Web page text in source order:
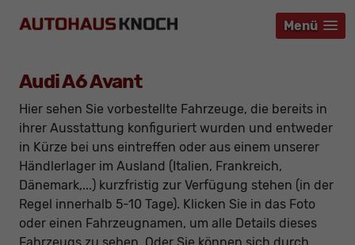
Menü
Menü
Menü
Audi A6 Avant
Hier sehen Sie vorbestellte Fahrzeuge, die bereits in
ihrer Ausstattung konfiguriert wurden und entweder
in Kürze bei uns eintreffen oder aus einem unserer
Händlerlager im Ausland (Italien, Frankreich,
Dänemark,...) kurzfristig zur Verfügung stehen (in der
Regel innerhalb 5-10 Tage). Klicken Sie in das Foto
oder einen Fahrzeugnamen, um alle Details dieses